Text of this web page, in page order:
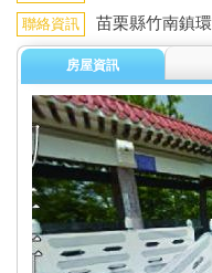
聯絡資訊 苗栗縣竹南鎮
房屋資訊